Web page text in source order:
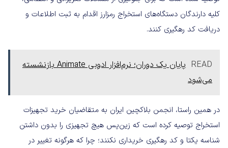
کلیه دارندگان دستگاه‌های استخراج رمزارز اقدام به ثبت اطلاعات و
دریافت کد رهگیری کنند.
READ
پایان یک دوران؛ نرم‌افزار ادوبی Animate بازنشسته
می‌شود
در همین راستا، انجمن بلاکچین ایران به متقاضیان خرید تجهیزات
استخراج توصیه کرده است که زین‌پس هیچ تجهیزی را بدون داشتن
شناسه یکتا و کد رهگیری خریداری نکنند؛ چرا که هرگونه تغییر در